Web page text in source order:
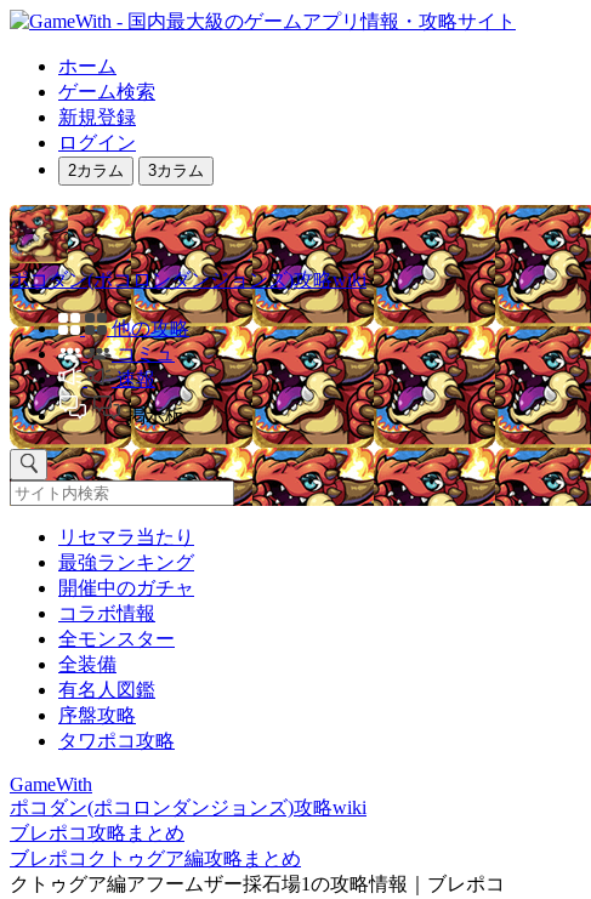
ホーム
ゲーム検索
新規登録
ログイン
2カラム 3カラム
ポコダン(ポコロンダンジョンズ)攻略wiki
他の攻略
コミュ
速報
掲示板
リセマラ当たり
最強ランキング
開催中のガチャ
コラボ情報
全モンスター
全装備
有名人図鑑
序盤攻略
タワポコ攻略
GameWith
ポコダン(ポコロンダンジョンズ)攻略wiki
ブレポコ攻略まとめ
ブレポコクトゥグア編攻略まとめ
クトゥグア編アフームザー採石場1の攻略情報｜ブレポコ